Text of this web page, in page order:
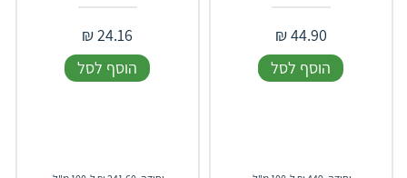
44.90
₪
הוסף לסל
24.16
₪
הוסף לסל